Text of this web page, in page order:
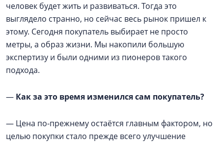
человек будет жить и развиваться. Тогда это
выглядело странно, но сейчас весь рынок пришел к
этому. Сегодня покупатель выбирает не просто
метры, а образ жизни. Мы накопили большую
экспертизу и были одними из пионеров такого
подхода.
— Как за это время изменился сам покупатель?
— Цена по-прежнему остаётся главным фактором, но
целью покупки стало прежде всего улучшение